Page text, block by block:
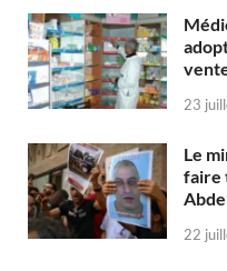
23
Le
faire
22